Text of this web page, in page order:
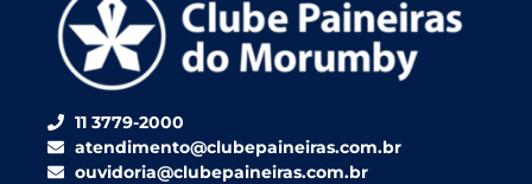
11 3779-2000
atendimento@clubepaineiras.com.br
ouvidoria@clubepaineiras.com.br